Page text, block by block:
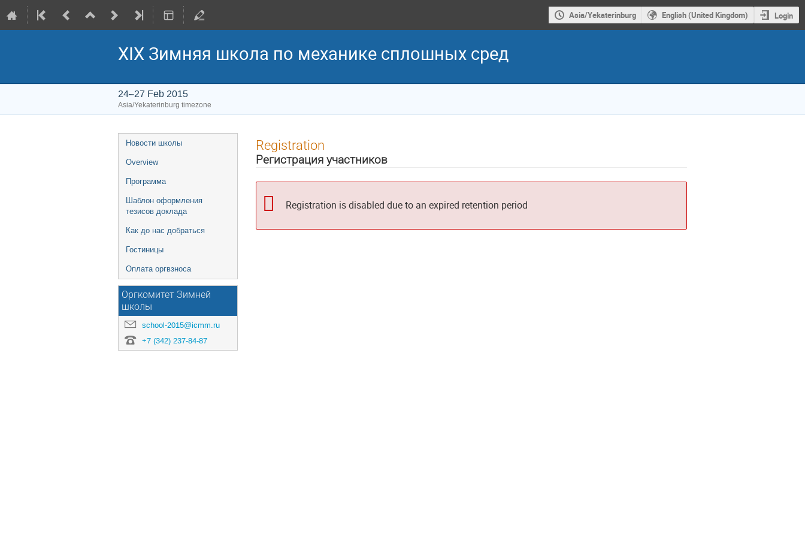
Asia/Yekaterinburg English (United Kingdom) Login
XIX Зимняя школа по механике сплошных сред
24–27 Feb 2015
Asia/Yekaterinburg timezone
Event
menu
Новости школы
Overview
Программа
Шаблон оформления
тезисов доклада
Как до нас добраться
Гостиницы
Оплата оргвзноса
Оргкомитет Зимней
школы
school-2015@icmm.ru
+7 (342) 237-84-87
Registration
Регистрация участников
Registration is disabled due to an expired retention period